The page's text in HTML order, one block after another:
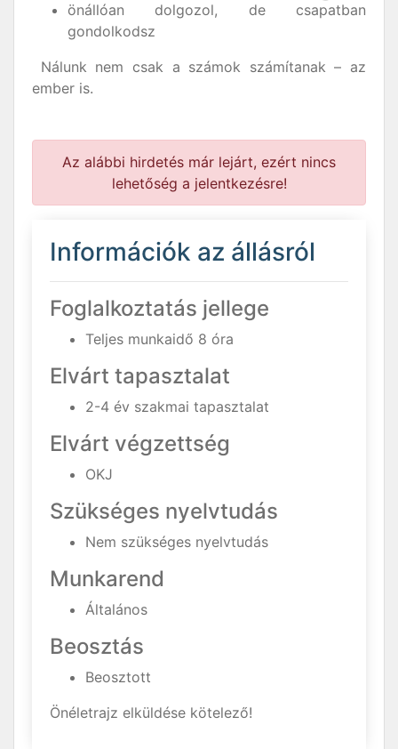
önállóan dolgozol, de csapatban
gondolkodsz
Nálunk nem csak a számok számítanak – az
ember is.
Az alábbi hirdetés már lejárt, ezért nincs
lehetőség a jelentkezésre!
Információk az állásról
Foglalkoztatás jellege
Teljes munkaidő 8 óra
Elvárt tapasztalat
2-4 év szakmai tapasztalat
Elvárt végzettség
OKJ
Szükséges nyelvtudás
Nem szükséges nyelvtudás
Munkarend
Általános
Beosztás
Beosztott
Önéletrajz elküldése kötelező!